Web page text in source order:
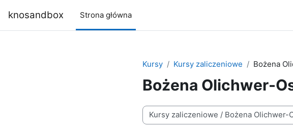
knosandbox Strona główna
Kursy Kursy zaliczeniowe Bożena
Bożena Olichwer-
Kategorie kursów